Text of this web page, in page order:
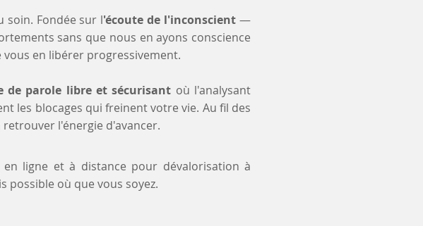
Fondée sur l'écoute de l'inconscient—
sans que nous en ayons conscience
en libérer progressivement.
de parole libre et sécurisant où l'analysant
les blocages qui freinent votre vie. Au fil des
l'énergie d'avancer.
en ligne et à distance pour dévalorisation à
possible où que vous soyez.